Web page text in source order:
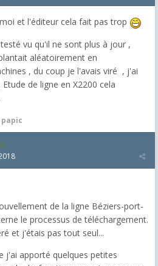
et l'éditeur cela fait pas trop
vu qu'il ne sont plus à jour ,
aléatoirement en
, du coup je l'avais viré , j'ai
de ligne en X2200 cela
papic
de la ligne Béziers-port-
le processus de téléchargement.
et j'étais pas tout seul...
j'ai apporté quelques petites